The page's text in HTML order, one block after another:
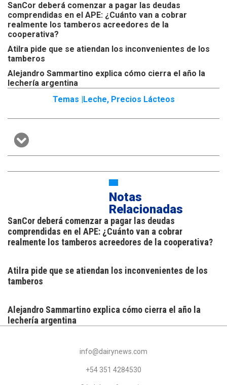
SanCor deberá comenzar a pagar las deudas
comprendidas en el APE: ¿Cuánto van a cobrar
realmente los tamberos acreedores de la
cooperativa?
Atilra pide que se atiendan los inconvenientes de los
tamberos
Alejandro Sammartino explica cómo cierra el año la
lechería argentina
Temas |
Leche, Precios Lácteos
Notas
Relacionadas
SanCor deberá comenzar a pagar las deudas
comprendidas en el APE: ¿Cuánto van a cobrar
realmente los tamberos acreedores de la cooperativa?
Atilra pide que se atiendan los inconvenientes de los
tamberos
Alejandro Sammartino explica cómo cierra el año la
lechería argentina
info@dairynews.com
+54 351 4284530